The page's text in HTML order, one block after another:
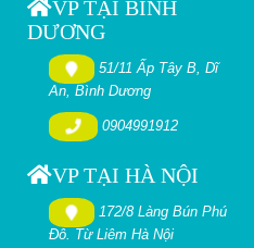
VP TẠI BÌNH
DƯƠNG
51/11 Ấp Tây B, Dĩ
An, Bình Dương
0904991912
VP TẠI HÀ NỘI
172/8 Làng Bún Phú
Đô. Từ Liêm Hà Nội